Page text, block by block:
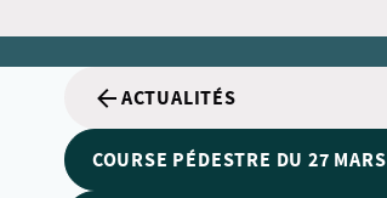
ACTUALITÉS
COURSE PÉDESTRE DU 27 MARS